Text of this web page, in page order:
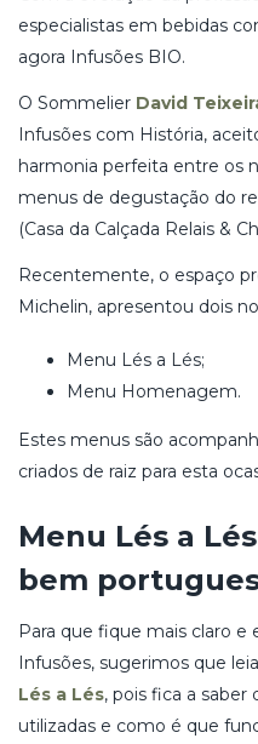
especialistas em bebidas
agora Infusões BIO.
O Sommelier David
Infusões com História,
harmonia perfeita entre os
menus de degustação do
(Casa da Calçada Relais &
Recentemente, o espaço
Michelin, apresentou dois
Menu Lés a Lés;
Menu Homenagem.
Estes menus são
criados de raiz para esta
Menu Lés a
bem
Para que fique mais claro
Infusões, sugerimos que
Lés a Lés, pois fica a saber
utilizadas e como é que